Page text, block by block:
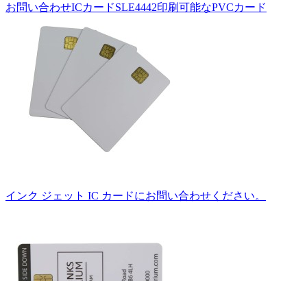
お問い合わせICカードSLE4442印刷可能なPVCカード
インク ジェット IC カードにお問い合わせください。